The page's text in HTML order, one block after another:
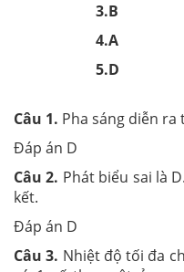
3.B
4.A
5.D
Câu 1. Pha sáng diễn
Đáp án D
Câu 2. Phát biểu sai là
kết.
Đáp án D
Câu 3. Nhiệt độ tối đa